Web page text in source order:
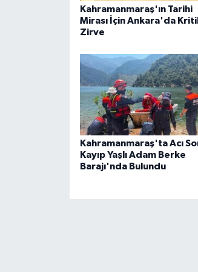
Kahramanmaraş'ın Tarihi
Mirası İçin Ankara'da
Zirve
Kahramanmaraş'ta Acı
Kayıp Yaşlı Adam Berke
Barajı'nda Bulundu